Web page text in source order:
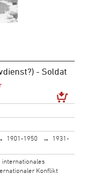
- Soldat
1901-1950
1931-
internationales
Konflikt